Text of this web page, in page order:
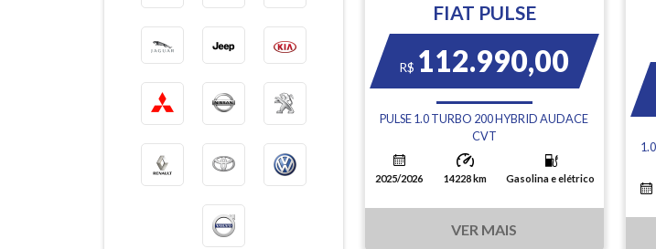
FIAT PULSE
R$ 112.990,00
PULSE 1.0 TURBO 200 HYBRID AUDACE
CVT
2025/2026 14228 km Gasolina e elétrico
VER MAIS